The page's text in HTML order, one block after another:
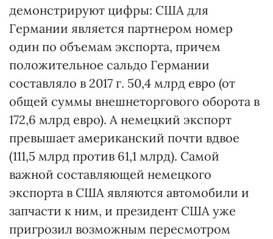
демонстрируют цифры: США для
Германии является партнером номер
один по объемам экспорта, причем
положительное сальдо Германии
составляло в 2017 г. 50,4 млрд евро (от
общей суммы внешнеторгового оборота в
172,6 млрд евро). А немецкий экспорт
превышает американский почти вдвое
(111,5 млрд против 61,1 млрд). Самой
важной составляющей немецкого
экспорта в США являются автомобили и
запчасти к ним, и президент США уже
пригрозил возможным пересмотром